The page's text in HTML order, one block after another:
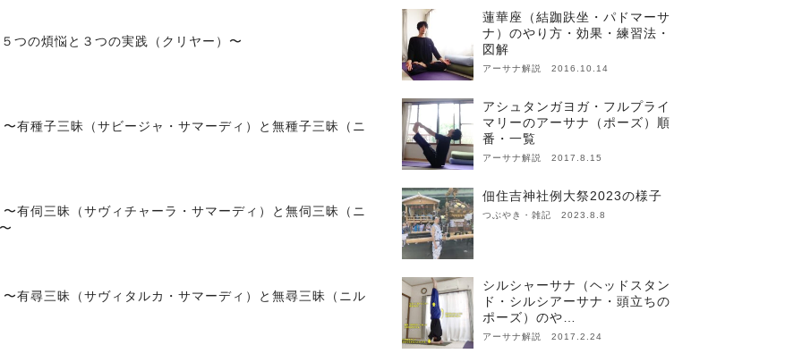
つの煩悩と３つの実践（クリヤー）〜
有種子三昧（サビージャ・サマーディ）と無種子三昧（ニ
有伺三昧（サヴィチャーラ・サマーディ）と無伺三昧（ニ
有尋三昧（サヴィタルカ・サマーディ）と無尋三昧（ニル
蓮華座（結跏趺坐・パドマーサ
ナ）のやり方・効果・練習法・
図解
アーサナ解説 2016.10.14
アシュタンガヨガ・フルプライ
マリーのアーサナ（ポーズ）順
番・一覧
アーサナ解説 2017.8.15
佃住吉神社例大祭2023の様子
つぶやき・雑記 2023.8.8
シルシャーサナ（ヘッドスタン
ド・シルシアーサナ・頭立ちの
ポーズ）のや…
アーサナ解説 2017.2.24